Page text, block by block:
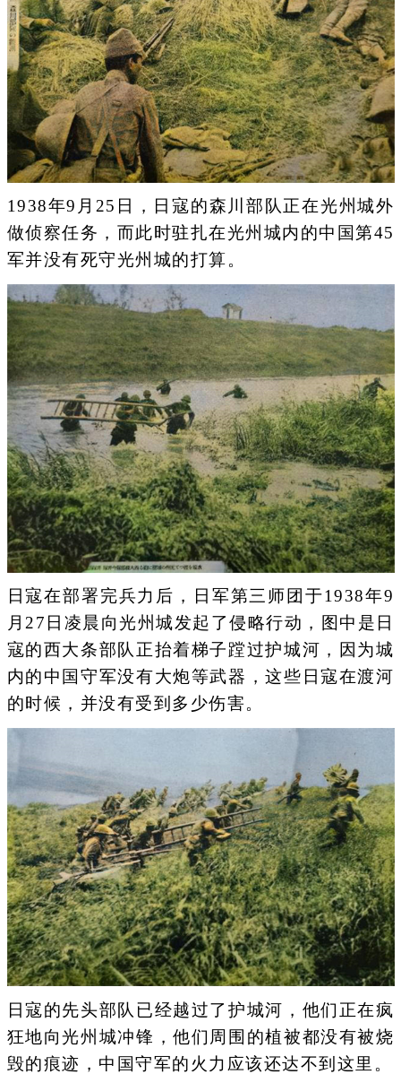
1938年9月25日，日寇的森川部队正在光州城外
做侦察任务，而此时驻扎在光州城内的中国第45
军并没有死守光州城的打算。
日寇在部署完兵力后，日军第三师团于1938年9
月27日凌晨向光州城发起了侵略行动，图中是日
寇的西大条部队正抬着梯子蹚过护城河，因为城
内的中国守军没有大炮等武器，这些日寇在渡河
的时候，并没有受到多少伤害。
日寇的先头部队已经越过了护城河，他们正在疯
狂地向光州城冲锋，他们周围的植被都没有被烧
毁的痕迹，中国守军的火力应该还达不到这里。